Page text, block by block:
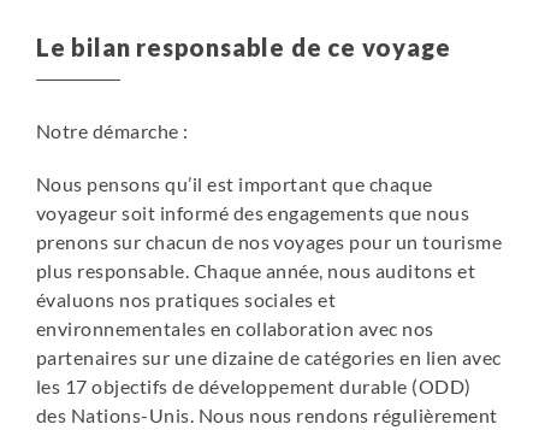
Le bilan responsable de ce voyage
Notre démarche :
Nous pensons qu’il est important que chaque
voyageur soit informé des engagements que nous
prenons sur chacun de nos voyages pour un tourisme
plus responsable. Chaque année, nous auditons et
évaluons nos pratiques sociales et
environnementales en collaboration avec nos
partenaires sur une dizaine de catégories en lien avec
les 17 objectifs de développement durable (ODD)
des Nations-Unis. Nous nous rendons régulièrement